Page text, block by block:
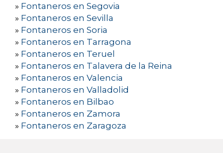
» Fontaneros en Segovia
» Fontaneros en Sevilla
» Fontaneros en Soria
» Fontaneros en Tarragona
» Fontaneros en Teruel
» Fontaneros en Talavera de la Reina
» Fontaneros en Valencia
» Fontaneros en Valladolid
» Fontaneros en Bilbao
» Fontaneros en Zamora
» Fontaneros en Zaragoza